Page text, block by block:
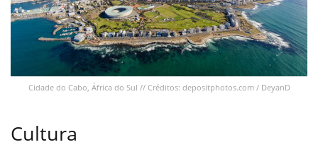
Cidade do Cabo, África do Sul // Créditos: depositphotos.com / DeyanD
Cultura